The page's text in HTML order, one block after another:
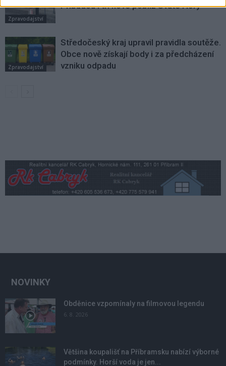
Zpravodajství
Přibudou i tři nové poblíž Svaté Hory
Zpravodajství
Středočeský kraj upravil pravidla soutěže.
Obce nově získají body i za předcházení
vzniku odpadu
NOVINKY
Obděnice vzpomínaly na filmovou legendu
6. 8. 2026
Většina koupališť na Příbramsku nabízí výborné
podmínky. Horší voda je jen...